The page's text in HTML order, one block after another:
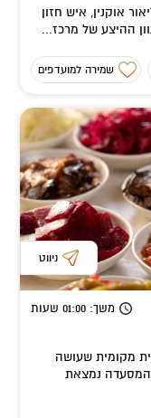
אוקנין, איש חזון
ההיצע של מרכז...
שמירה למועדפים
ניווט
משך: 01:00 שעות
מקומית שעושה
המסעדה נמצאת